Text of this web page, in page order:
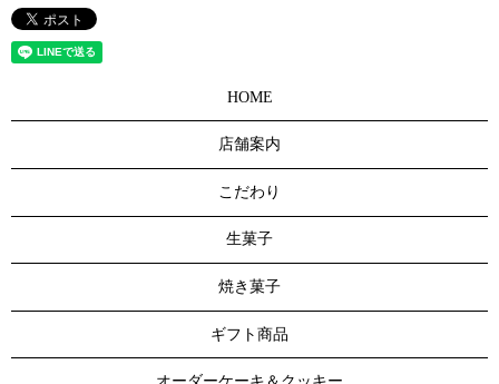
HOME
店舗案内
こだわり
生菓子
焼き菓子
ギフト商品